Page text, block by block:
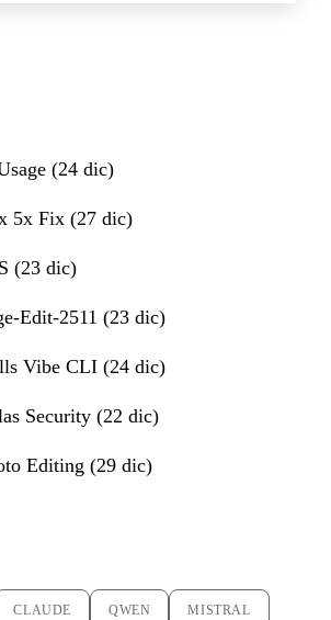
(24 dic)
5x Fix (27 dic)
(23 dic)
Edit-2511 (23 dic)
Vibe CLI (24 dic)
Security (22 dic)
Editing (29 dic)
CLAUDE QWEN MISTRAL